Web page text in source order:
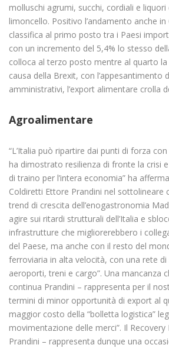
molluschi agrumi, succhi, cordiali e
limoncello. Positivo l’andamento anche in
classifica al primo posto tra i Paesi
con un incremento del 5,4% lo stesso
colloca al terzo posto mentre al quarto
causa della Brexit, con l’appesantimento
amministrativi, l’export alimentare crolla
Agroalimentare
“L’Italia può ripartire dai punti di forza
ha dimostrato resilienza di fronte la crisi
di traino per l’intera economia” ha
Coldiretti Ettore Prandini nel sottolineare
trend di crescita dell’enogastronomia
agire sui ritardi strutturali dell’Italia e
infrastrutture che migliorerebbero i
del Paese, ma anche con il resto del
ferroviaria in alta velocità, con una rete
aeroporti, treni e cargo”. Una mancanza
continua Prandini – rappresenta per il
termini di minor opportunità di export al
maggior costo della “bolletta logistica”
movimentazione delle merci”. Il Recovery
Prandini – rappresenta dunque una